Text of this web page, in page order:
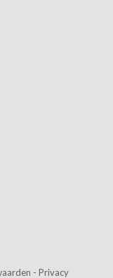
- Privacy